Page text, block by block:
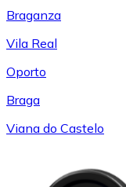
Braganza
Vila Real
Oporto
Braga
Viana do Castelo